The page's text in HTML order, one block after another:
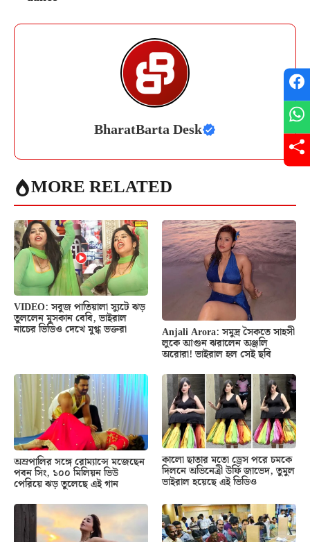
BharatBarta Desk
MORE RELATED
VIDEO: সবুজ পাতিয়ালা স্যুটে ঝড়
তুললেন মুসকান বেবি, ভাইরাল
নাচের ভিডিও দেখে মুগ্ধ ভক্তরা Anjali Arora: সমুদ্র সৈকতে সাহসী
লুকে আগুন ঝরালেন অঞ্জলি
অরোরা! ভাইরাল হল সেই ছবি
অম্রপালির সঙ্গে রোম্যান্সে মজেছেন
পবন সিং, ১০০ মিলিয়ন ভিউ
পেরিয়ে ঝড় তুলেছে এই গান
কালো ছাতার মতো ড্রেস পরে চমকে
দিলনে অভিনেত্রী উর্ফি জাভেদ, তুমুল
ভাইরাল হয়েছে এই ভিডিও